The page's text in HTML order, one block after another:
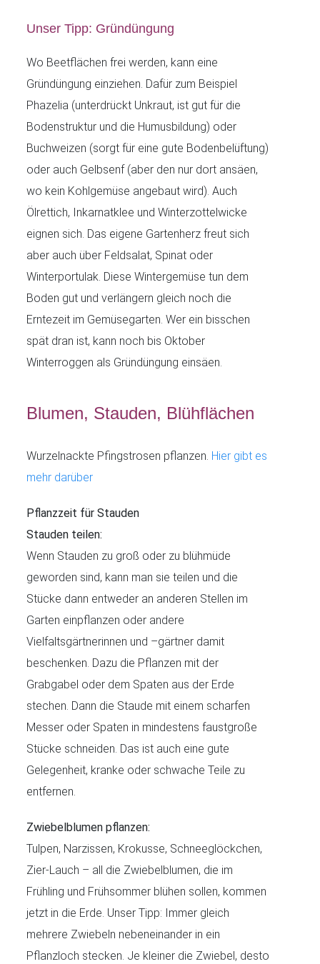
Unser Tipp: Gründüngung
Wo Beetflächen frei werden, kann eine
Gründüngung einziehen. Dafür zum Beispiel
Phazelia (unterdrückt Unkraut, ist gut für die
Bodenstruktur und die Humusbildung) oder
Buchweizen (sorgt für eine gute Bodenbelüftung)
oder auch Gelbsenf (aber den nur dort ansäen,
wo kein Kohlgemüse angebaut wird). Auch
Ölrettich, Inkarnatklee und Winterzottelwicke
eignen sich. Das eigene Gartenherz freut sich
aber auch über Feldsalat, Spinat oder
Winterportulak. Diese Wintergemüse tun dem
Boden gut und verlängern gleich noch die
Erntezeit im Gemüsegarten. Wer ein bisschen
spät dran ist, kann noch bis Oktober
Winterroggen als Gründüngung einsäen.
Blumen, Stauden, Blühflächen
Wurzelnackte Pfingstrosen pflanzen. Hier gibt es
mehr darüber
Pflanzzeit für Stauden
Stauden teilen:
Wenn Stauden zu groß oder zu blühmüde
geworden sind, kann man sie teilen und die
Stücke dann entweder an anderen Stellen im
Garten einpflanzen oder andere
Vielfaltsgärtnerinnen und –gärtner damit
beschenken. Dazu die Pflanzen mit der
Grabgabel oder dem Spaten aus der Erde
stechen. Dann die Staude mit einem scharfen
Messer oder Spaten in mindestens faustgroße
Stücke schneiden. Das ist auch eine gute
Gelegenheit, kranke oder schwache Teile zu
entfernen.
Zwiebelblumen pflanzen:
Tulpen, Narzissen, Krokusse, Schneeglöckchen,
Zier-Lauch – all die Zwiebelblumen, die im
Frühling und Frühsommer blühen sollen, kommen
jetzt in die Erde. Unser Tipp: Immer gleich
mehrere Zwiebeln nebeneinander in ein
Pflanzloch stecken. Je kleiner die Zwiebel, desto